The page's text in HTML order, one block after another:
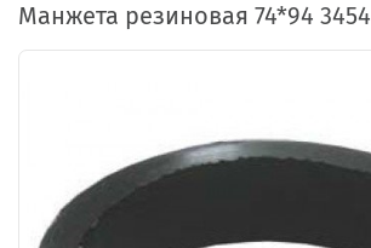
Манжета резиновая 74*94 3454